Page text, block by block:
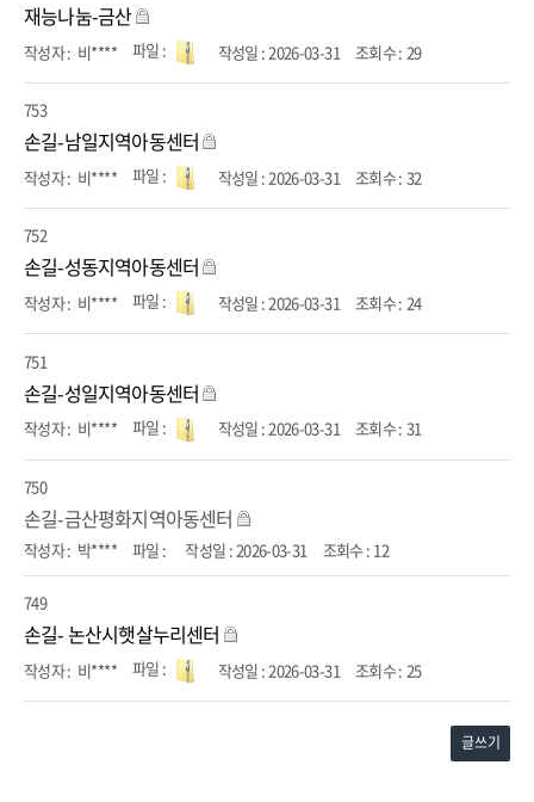
재능나눔-금산
비**** 2026-03-31 29
753
손길-남일지역아동센터
비**** 2026-03-31 32
752
손길-성동지역아동센터
비**** 2026-03-31 24
751
손길-성일지역아동센터
비**** 2026-03-31 31
750
손길-금산평화지역아동센터
박**** 2026-03-31 12
749
손길- 논산시햇살누리센터
비**** 2026-03-31 25
글쓰기